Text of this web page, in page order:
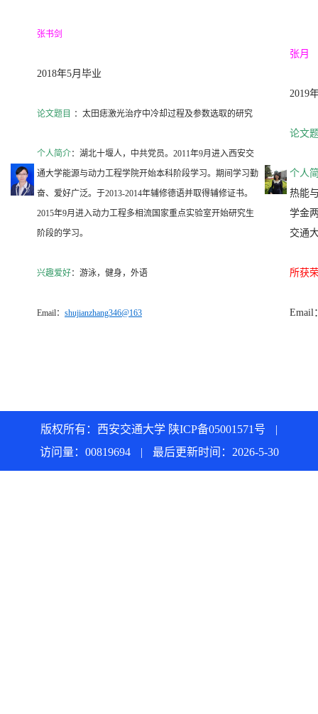
张书剑
2018年5月毕业
论文题目 ：太田痣激光治疗中冷却过程及参数选取的研究
个人简介：湖北十堰人，中共党员。2011年9月进入西安交
通大学能源与动力工程学院开始本科阶段学习。期间学习勤
奋、爱好广泛。于2013-2014年辅修德语并取得辅修证书。
2015年9月进入动力工程多相流国家重点实验室开始研究生
阶段的学习。
兴趣爱好：游泳，健身，外语
Email： shujianzhang346@163
张月
2019
论文
个人
热能
学金
交通
所获
Email
版权所有：西安交通大学 陕ICP备05001571号
|
访问量： 00819694 | 最后更新时间： 2026-5-30